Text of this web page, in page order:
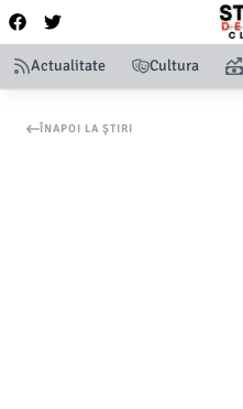
Actualitate Cultura
ÎNAPOI LA ȘTIRI